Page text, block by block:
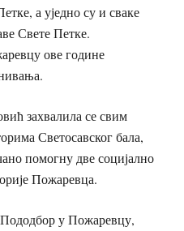
а уједно су и сваке
Свете Петке.
ове године
захвалила се свим
Светосавског бала,
помогну две социјално
Пожаревца.
у Пожаревцу,